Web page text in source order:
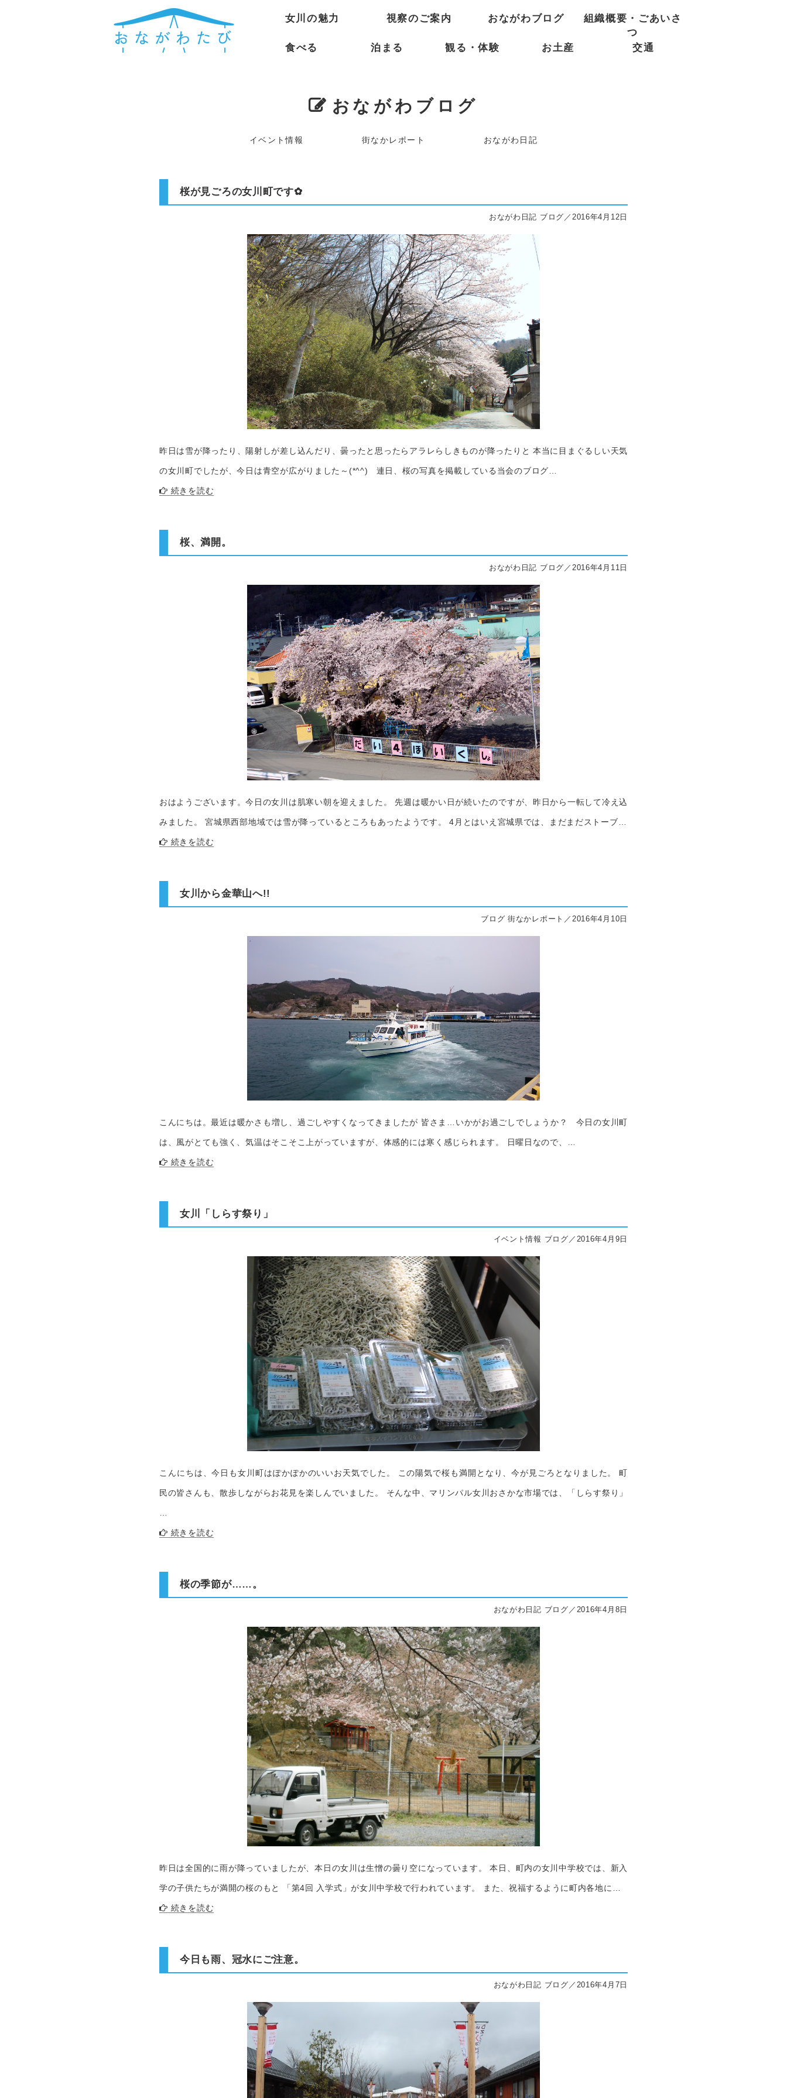
女川の魅力 視察のご案内 おながわブログ
組織概要・ごあいさ
つ
食べる
泊まる 観る・体験 お土産 交通
おながわブログ
イベント情報 街なかレポート おながわ日記
桜が見ごろの女川町です✿
おながわ日記 ブログ／2016年4月12日
昨日は雪が降ったり、陽射しが差し込んだり、曇ったと思ったらアラレらしきものが降ったりと 本当に目まぐるしい天気
の女川町でしたが、今日は青空が広がりました～(*^^) 連日、桜の写真を掲載している当会のブログ…
続きを読む
桜、満開。
おながわ日記 ブログ／2016年4月11日
おはようございます。今日の女川は肌寒い朝を迎えました。 先週は暖かい日が続いたのですが、昨日から一転して冷え込
みました。 宮城県西部地域では雪が降っているところもあったようです。 4月とはいえ宮城県では、まだまだストーブ…
続きを読む
女川から金華山へ!!
ブログ 街なかレポート／2016年4月10日
こんにちは。最近は暖かさも増し、過ごしやすくなってきましたが 皆さま…いかがお過ごしでしょうか？ 今日の女川町
は、風がとても強く、気温はそこそこ上がっていますが、体感的には寒く感じられます。 日曜日なので、…
続きを読む
女川「しらす祭り」
イベント情報 ブログ／2016年4月9日
こんにちは、今日も女川町はぽかぽかのいいお天気でした。 この陽気で桜も満開となり、今が見ごろとなりました。 町
民の皆さんも、散歩しながらお花見を楽しんでいました。 そんな中、マリンパル女川おさかな市場では、「しらす祭り」
…
続きを読む
桜の季節が……。
おながわ日記 ブログ／2016年4月8日
昨日は全国的に雨が降っていましたが、本日の女川は生憎の曇り空になっています。 本日、町内の女川中学校では、新入
学の子供たちが満開の桜のもと 「第4回 入学式」が女川中学校で行われています。 また、祝福するように町内各地に…
続きを読む
今日も雨、冠水にご注意。
おながわ日記 ブログ／2016年4月7日